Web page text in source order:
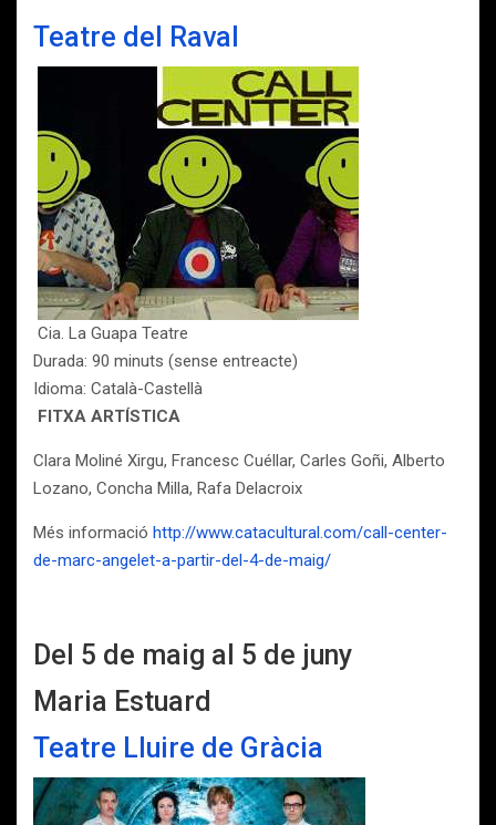
Teatre del Raval
Cia. La Guapa Teatre
Durada: 90 minuts (sense entreacte)
Idioma: Català-Castellà
FITXA ARTÍSTICA
Clara Moliné Xirgu, Francesc Cuéllar, Carles Goñi, Alberto
Lozano, Concha Milla, Rafa Delacroix
Més informació http://www.catacultural.com/call-center-
de-marc-angelet-a-partir-del-4-de-maig/
Del 5 de maig al 5 de juny
Maria Estuard
Teatre Lluire de Gràcia